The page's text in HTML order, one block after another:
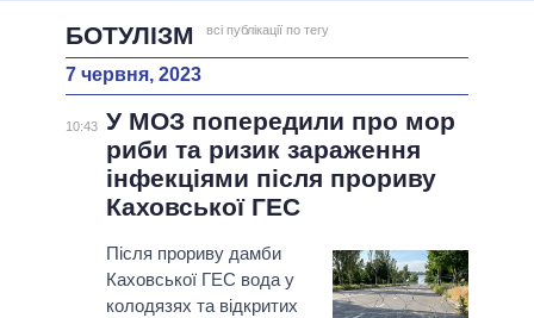
НОВИНИ
СТРІЧКА
ПОДІЇ
СТАТТІ
ДУМКИ
ДАЙДЖЕСТИ
ЕКОНОМІКА
СУСПІЛЬСТВО
СВІТ
ПОЛIТИКИ
УСІ ПОЛІТИКИ
ВЕРХОВНА РАДА
КАБІНЕТ МІНІСТРІВ
ІНФОГРАФІКА
ВІДЕО
ПІДТРИМАТИ
БОТУЛІЗМ всі публікації по тегу
7 червня, 2023
10:43 У МОЗ попередили про мор
риби та ризик зараження
інфекціями після прориву
Каховської ГЕС
Після прориву дамби
Каховської ГЕС вода у
колодязях та відкритих